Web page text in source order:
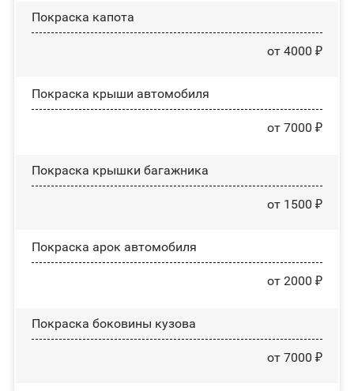
Покраска капота
от 4000 ₽
Покраска крыши автомобиля
от 7000 ₽
Покраска крышки багажника
от 1500 ₽
Покраска арок автомобиля
от 2000 ₽
Покраска боковины кузова
от 7000 ₽